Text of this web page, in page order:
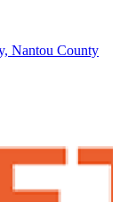
Nantou County